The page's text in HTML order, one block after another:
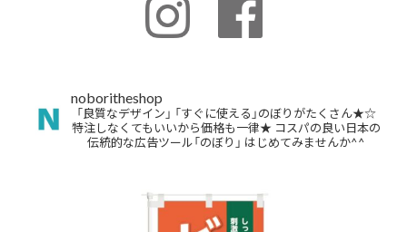
noboritheshop
「良質なデザイン」 「すぐに使える」のぼりがたくさん★☆
特注しなくてもいいから価格も一律★ コスパの良い日本の
伝統的な広告ツール「のぼり」 はじめてみませんか^^